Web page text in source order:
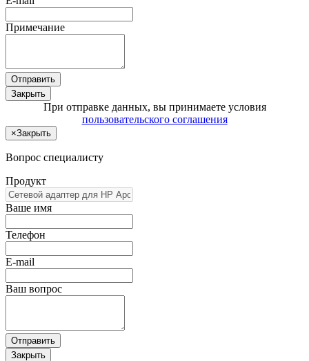
Примечание
Отправить
Закрыть
При отправке данных, вы принимаете условия
пользовательского соглашения
×Закрыть
Вопрос специалисту
Продукт
Ваше имя
Телефон
E-mail
Ваш вопрос
Отправить
Закрыть